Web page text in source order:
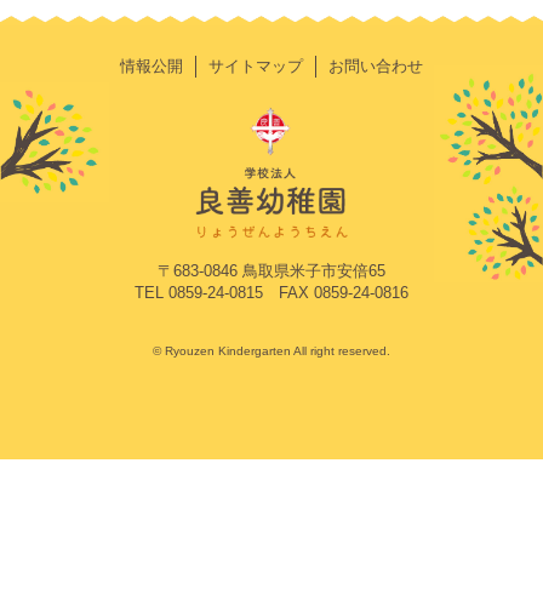
情報公開 サイトマップ お問い合わせ
〒683-0846 鳥取県米子市安倍65
TEL 0859-24-0815 FAX 0859-24-0816
© Ryouzen Kindergarten All right reserved.